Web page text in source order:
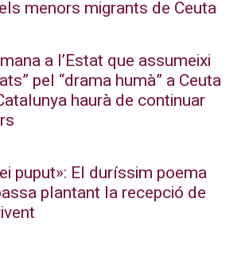
menors migrants de Ceuta
a l’Estat que assumeixi
pel “drama humà” a Ceuta
haurà de continuar
puput»: El duríssim poema
plantant la recepció de